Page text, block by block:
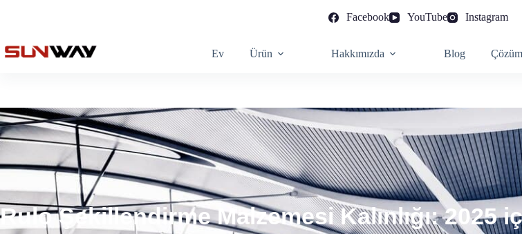
Facebook YouTube Instagram
Ev Ürün Hakkımızda Blog Çözüm
Rulo Şekillendirme Malzemesi Kalınlığı: 2025